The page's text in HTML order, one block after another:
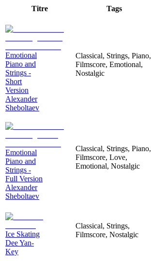
Titre Tags
Emotional
Piano and
Strings -
Short
Version
Alexander
Sheboltaev
Classical, Strings, Piano,
Filmscore, Emotional,
Nostalgic
Emotional
Piano and
Strings -
Full Version
Alexander
Sheboltaev
Classical, Strings, Piano,
Filmscore, Love,
Emotional, Nostalgic
Ice Skating
Dee Yan-
Key
Classical, Strings,
Filmscore, Nostalgic